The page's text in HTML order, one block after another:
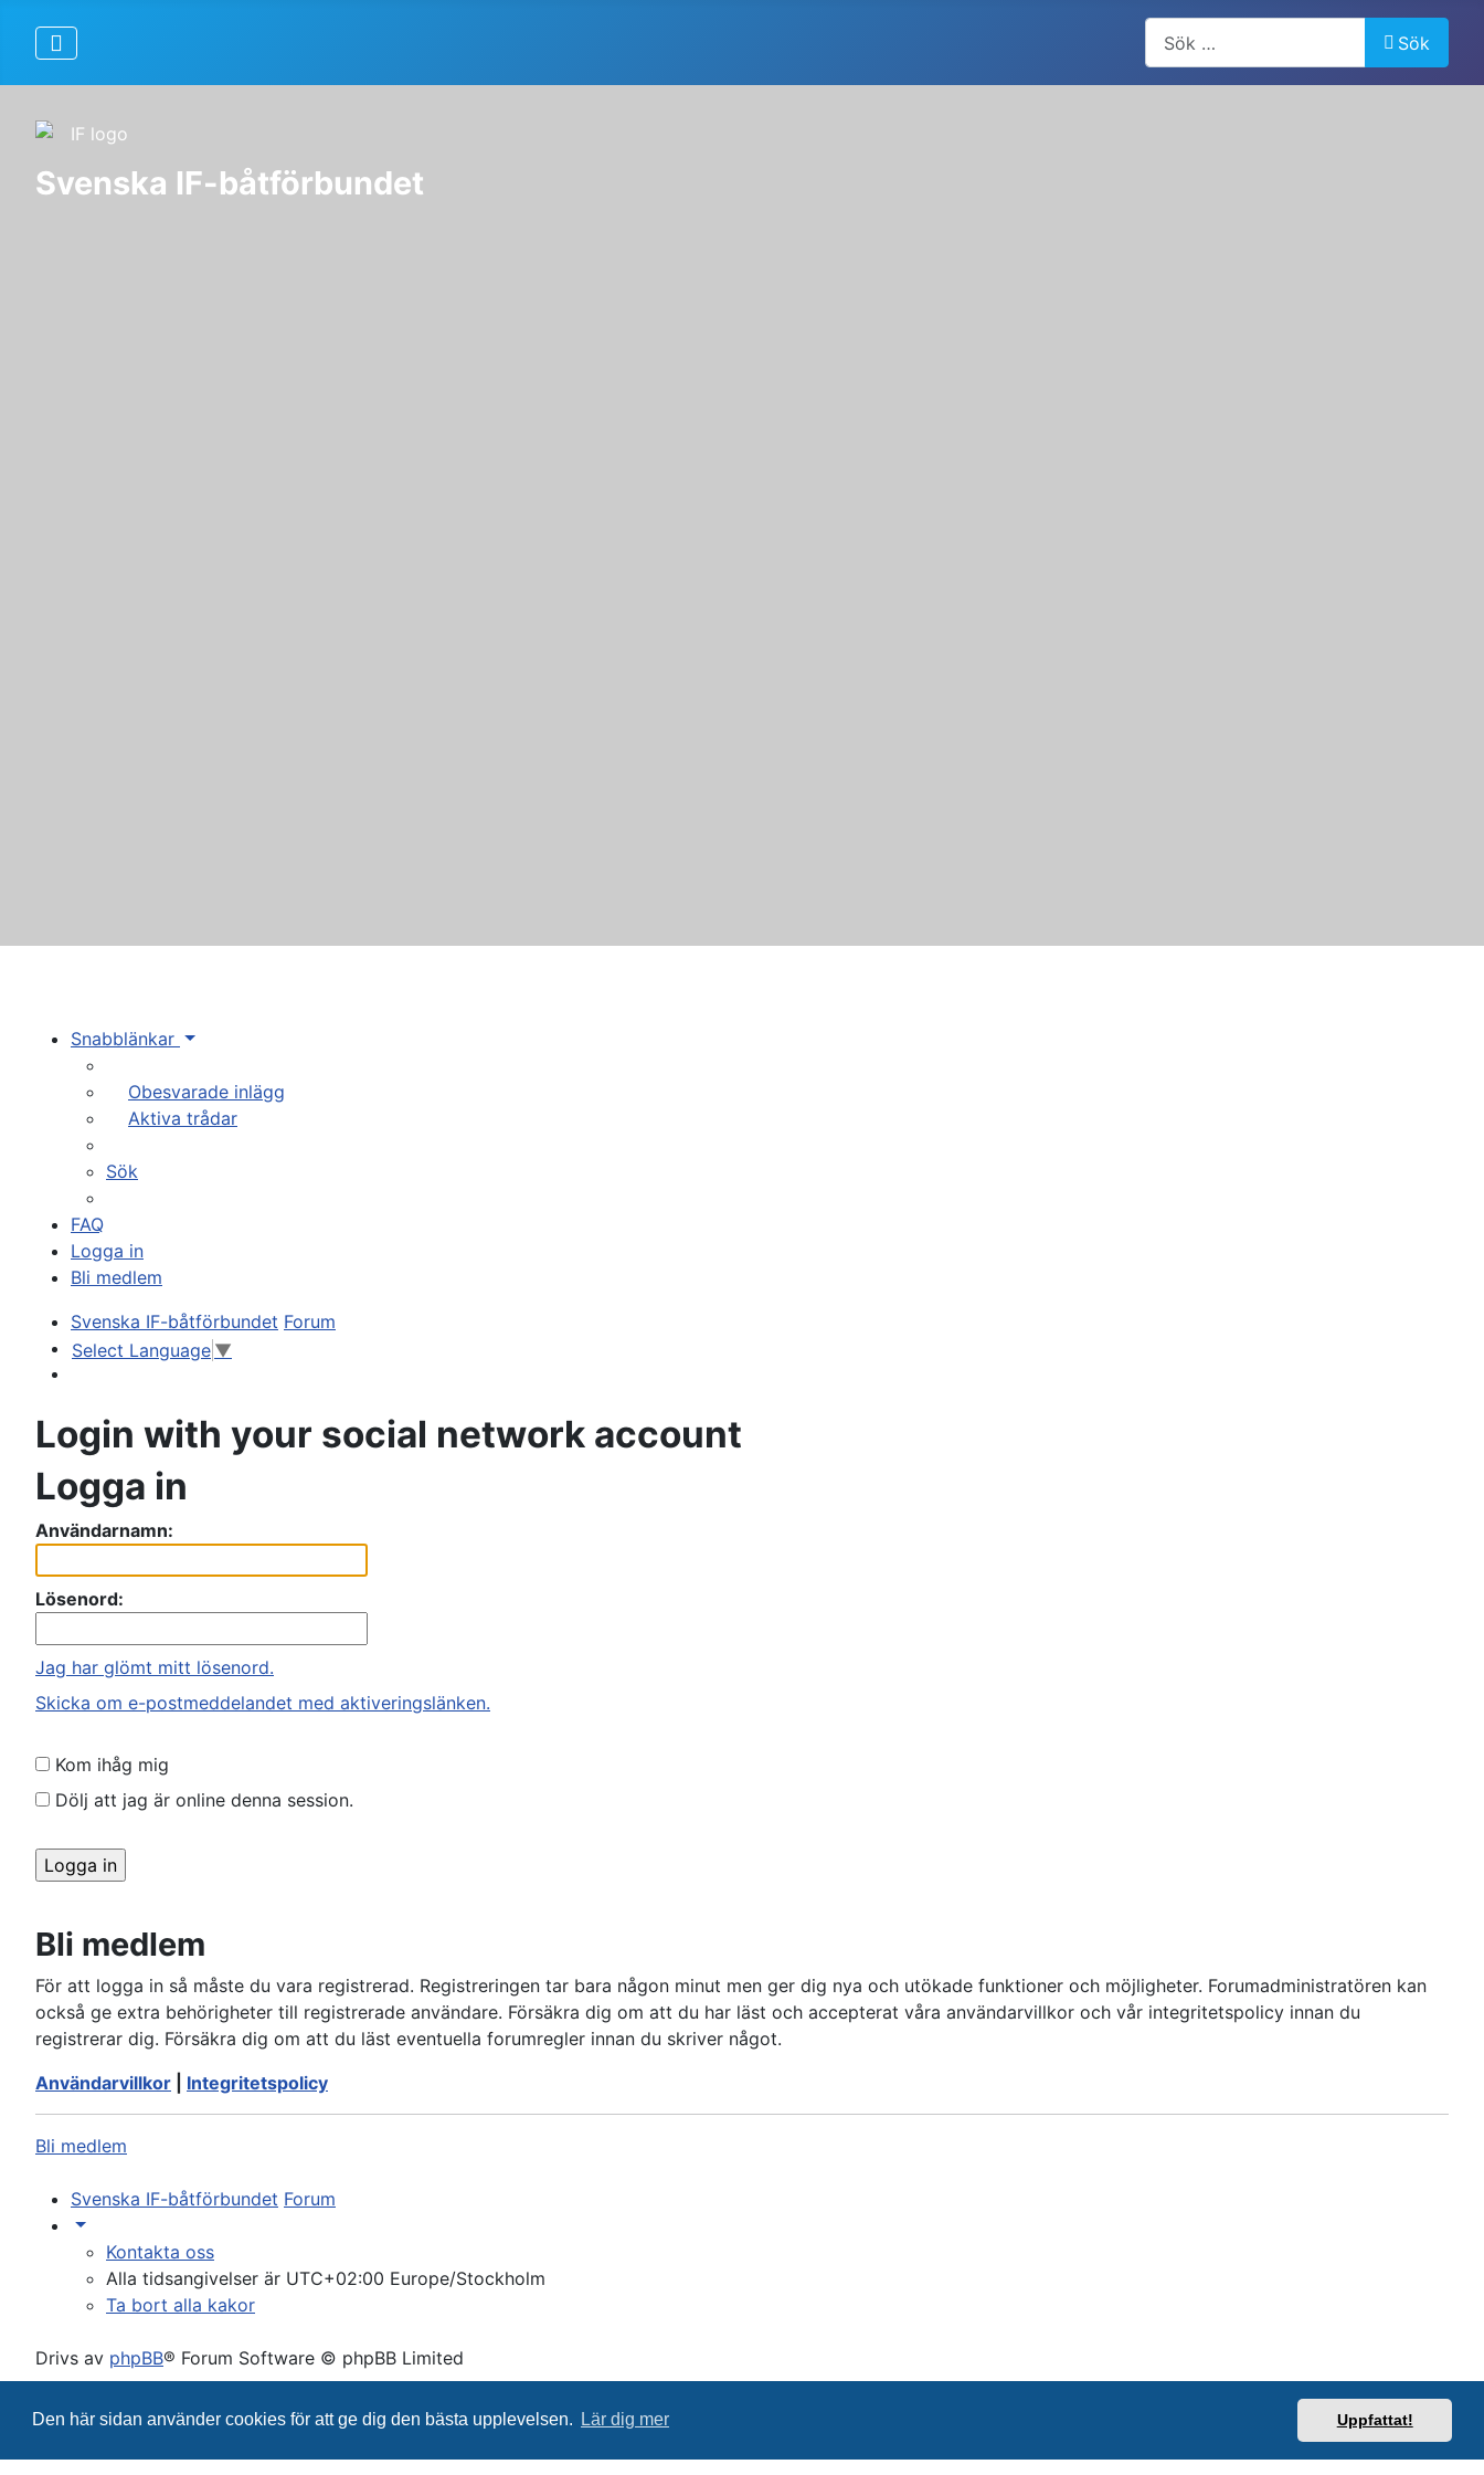
Den här sidan använder cookies för att ge dig den bästa upplevelsen. Lär dig mer Uppfattat!
Artiklar, forum, händelser, dokument
Sök
Svenska IF-båtförbundet
Snabblänkar
Obesvarade inlägg
Aktiva trådar
Sök
FAQ
Logga in
Bli medlem
Svenska IF-båtförbundet Forum
Select Language ▼
Login with your social network account
Logga in
Användarnamn:
Lösenord:
Jag har glömt mitt lösenord.
Skicka om e-postmeddelandet med aktiveringslänken.
Kom ihåg mig
Dölj att jag är online denna session.
Bli medlem
För att logga in så måste du vara registrerad. Registreringen tar bara någon minut men ger dig nya och utökade funktioner och möjligheter. Forumadministratören kan
också ge extra behörigheter till registrerade användare. Försäkra dig om att du har läst och accepterat våra användarvillkor och vår integritetspolicy innan du
registrerar dig. Försäkra dig om att du läst eventuella forumregler innan du skriver något.
Användarvillkor
Integritetspolicy
Bli medlem
Svenska IF-båtförbundet Forum
Kontakta oss
Alla tidsangivelser är UTC+02:00 Europe/Stockholm
Ta bort alla kakor
Drivs av phpBB® Forum Software © phpBB Limited